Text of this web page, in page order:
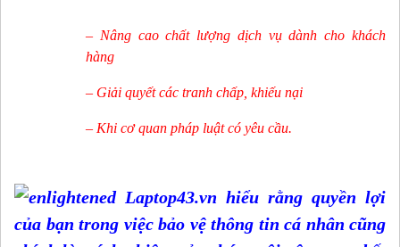
– Nâng cao chất lượng dịch vụ dành cho khách
hàng
– Giải quyết các tranh chấp, khiếu nại
– Khi cơ quan pháp luật có yêu cầu.
Laptop43.vn hiểu rằng quyền lợi
của bạn trong việc bảo vệ thông tin cá nhân cũng